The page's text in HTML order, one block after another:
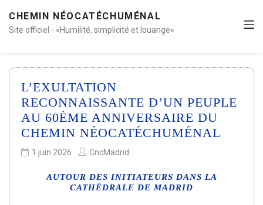
CHEMIN NÉOCATÉCHUMÉNAL
Site officiel - «Humilité, simplicité et louange»
L’EXULTATION
RECONNAISSANTE D’UN PEUPLE
AU 60ÈME ANNIVERSAIRE DU
CHEMIN NÉOCATÉCHUMÉNAL
1 juin 2026 CncMadrid
AUTOUR DES INITIATEURS DANS LA
CATHÉDRALE DE MADRID